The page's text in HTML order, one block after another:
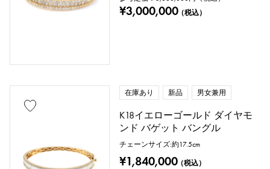
¥3,000,000（税込）
在庫あり 新品 男女兼用
K18イエローゴールド ダイヤモ
ンド バゲット バングル
チェーンサイズ:約17.5cm
¥1,840,000（税込）